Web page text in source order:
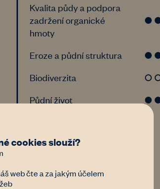
Kvalita půdy a podpora
zadržení organické
hmoty
Eroze a půdní struktura
Biodiverzita
Půdní život
požadovat pokud má
Méně než 1 ha
cookies slouží?
web čte a za jakým účelem